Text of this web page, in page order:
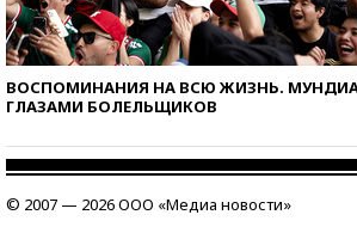
ВОСПОМИНАНИЯ НА ВСЮ ЖИЗНЬ.
ГЛАЗАМИ БОЛЕЛЬЩИКОВ
© 2007 — 2026 ООО «Медиа новости»